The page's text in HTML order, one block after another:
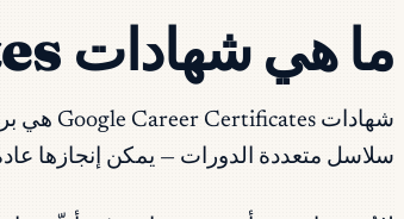
ما هي شهادات Google Career Certificates
سلاسل متعددة الدورات — يمكن إنجازها